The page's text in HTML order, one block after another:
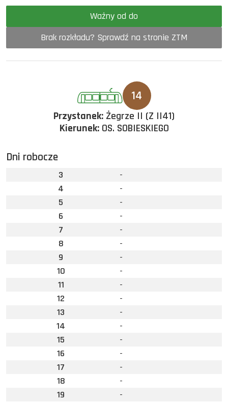
Ważny od do
Brak rozkładu? Sprawdź na stronie ZTM
14
Przystanek: Żegrze II (Z II41)
Kierunek:OS. SOBIESKIEGO
Dni robocze
3
-
4
-
5
-
6
-
7
-
8
-
9
-
10
-
11
-
12
-
13
-
14
-
15
-
16
-
17
-
18
-
19
-